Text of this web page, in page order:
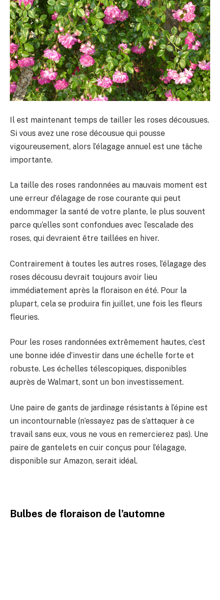
Il est maintenant temps de tailler les roses décousues.
Si vous avez une rose décousue qui pousse
vigoureusement, alors l’élagage annuel est une tâche
importante.
La taille des roses randonnées au mauvais moment est
une erreur d’élagage de rose courante qui peut
endommager la santé de votre plante, le plus souvent
parce qu’elles sont confondues avec l’escalade des
roses, qui devraient être taillées en hiver.
Contrairement à toutes les autres roses, l’élagage des
roses décousu devrait toujours avoir lieu
immédiatement après la floraison en été. Pour la
plupart, cela se produira fin juillet, une fois les fleurs
fleuries.
Pour les roses randonnées extrêmement hautes, c’est
une bonne idée d’investir dans une échelle forte et
robuste. Les échelles télescopiques, disponibles
auprès de Walmart, sont un bon investissement.
Une paire de gants de jardinage résistants à l’épine est
un incontournable (n’essayez pas de s’attaquer à ce
travail sans eux, vous ne vous en remercierez pas). Une
paire de gantelets en cuir conçus pour l’élagage,
disponible sur Amazon, serait idéal.
Bulbes de floraison de l’automne